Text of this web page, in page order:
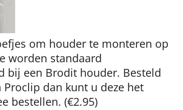
om houder te monteren op
worden standaard
bij een Brodit houder. Besteld
Proclip dan kunt u deze het
bestellen. (€2.95)